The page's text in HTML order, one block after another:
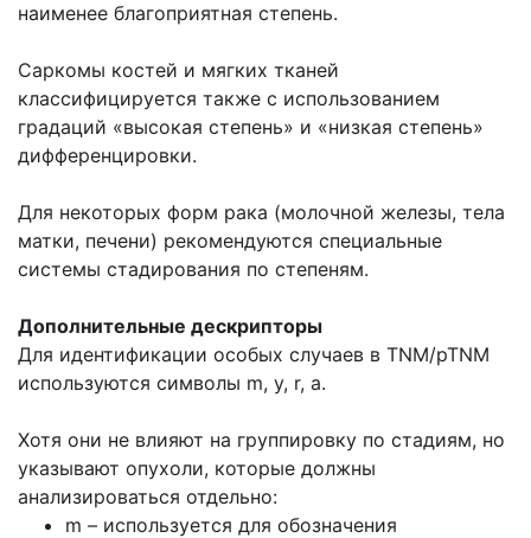
наименее благоприятная степень.
Саркомы костей и мягких тканей
классифицируется также с использованием
градаций «высокая степень» и «низкая степень»
дифференцировки.
Для некоторых форм рака (молочной железы, тела
матки, печени) рекомендуются специальные
системы стадирования по степеням.
Дополнительные дескрипторы
Для идентификации особых случаев в TNM/pTNM
используются символы m, у, r, а.
Хотя они не влияют на группировку по стадиям, но
указывают опухоли, которые должны
анализироваться отдельно:
m – используется для обозначения